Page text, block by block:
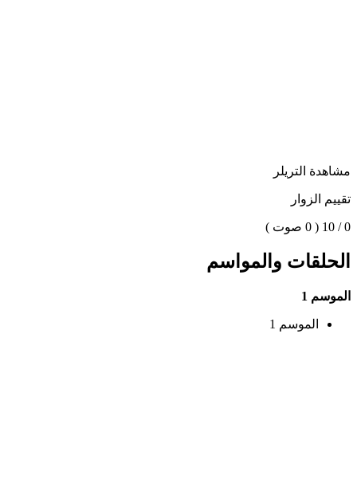
مشاهدة التريلر
تقييم الزوار
0 / 10 ( 0 صوت )
الحلقات والمواسم
الموسم 1
الموسم 1